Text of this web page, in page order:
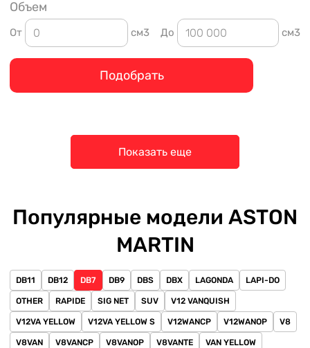
Объем
От см3 До см3
Подобрать
Показать еще
Популярные модели ASTON
MARTIN
DB11 DB12 DB7 DB9 DBS DBX LAGONDA LAPI-DO
OTHER RAPIDE SIG NET SUV V12 VANQUISH
V12VA YELLOW V12VA YELLOW S V12WANCP V12WANOP V8
V8VAN V8VANCP V8VANOP V8VANTE VAN YELLOW